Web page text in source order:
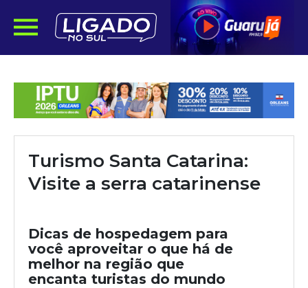
Turismo Santa Catarina:
Visite a serra catarinense
Dicas de hospedagem para
você aproveitar o que há de
melhor na região que
encanta turistas do mundo